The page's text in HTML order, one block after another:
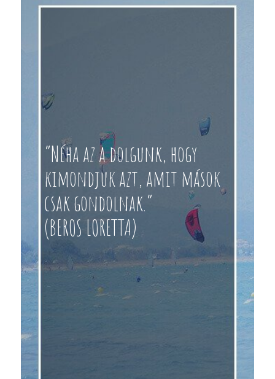
“Néha az a dolgunk, hogy
kimondjuk azt, amit mások
csak gondolnak.”
(BEROS LORETTA)